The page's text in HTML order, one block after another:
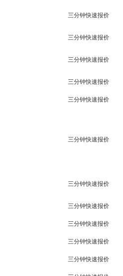
三分钟快速报价
三分钟快速报价
三分钟快速报价
三分钟快速报价
三分钟快速报价
三分钟快速报价
三分钟快速报价
三分钟快速报价
三分钟快速报价
三分钟快速报价
三分钟快速报价